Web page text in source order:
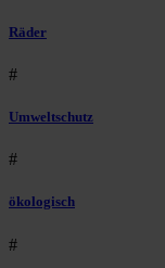
Räder
#
Umweltschutz
#
ökologisch
#